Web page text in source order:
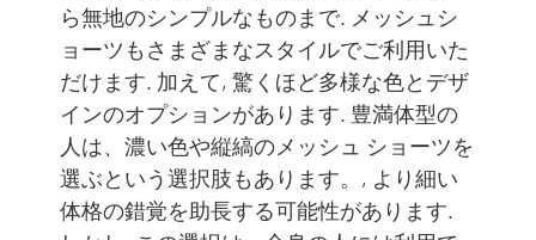
ら無地のシンプルなものまで. メッシュシ
ョーツもさまざまなスタイルでご利用いた
だけます. 加えて, 驚くほど多様な色とデザ
インのオプションがあります. 豊満体型の
人は、濃い色や縦縞のメッシュ ショーツを
選ぶという選択肢もあります。, より細い
体格の錯覚を助長する可能性があります.